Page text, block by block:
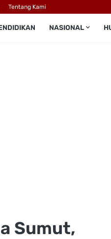
Tentang Kami
NASIONAL
Sumut,